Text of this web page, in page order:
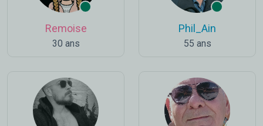
Remoise
30 ans
Phil_Ain
55 ans